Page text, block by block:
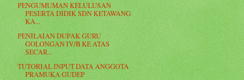
PENGUMUMAN KELULUSAN
PESERTA DIDIK SDN KETAWANG
KA...
PENILAIAN DUPAK GURU
GOLONGAN IV/B KE ATAS
SECAR...
TUTORIAL INPUT DATA ANGGOTA
PRAMUKA GUDEP